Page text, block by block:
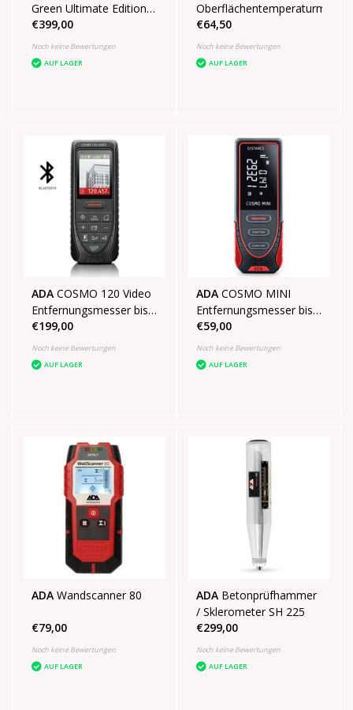
Green Ultimate Edition
4D-Laser im Koffer mit
Stativ
€399,00
Noch keine Bewertungen
AUF LAGER
€64,50
Noch keine Bewertungen
AUF LAGER
ADA COSMO 120 Video
Entfernungsmesser bis
120m
€199,00
Noch keine Bewertungen
AUF LAGER
ADA COSMO MINI
Entfernungsmesser bis
zu 30m
€59,00
Noch keine Bewertungen
AUF LAGER
ADA Wandscanner 80
€79,00
Noch keine Bewertungen
AUF LAGER
ADA Betonprüfhammer
/ Sklerometer SH 225
€299,00
Noch keine Bewertungen
AUF LAGER